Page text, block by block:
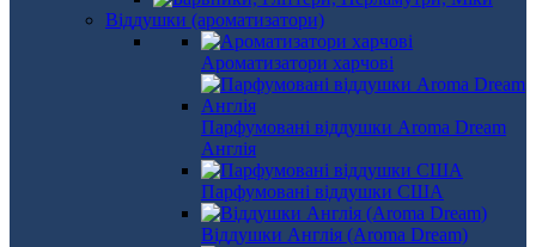
Віддушки (ароматизатори)
Ароматизатори харчові
Парфумовані віддушки Aroma Dream
Англія
Парфумовані віддушки США
Віддушки Англія (Aroma Dream)